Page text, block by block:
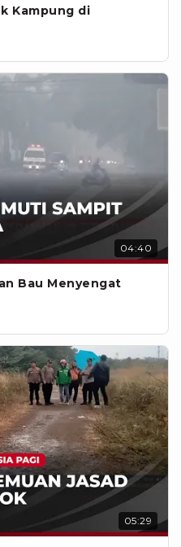
Kampung di
04:40
Bau Menyengat
05:29